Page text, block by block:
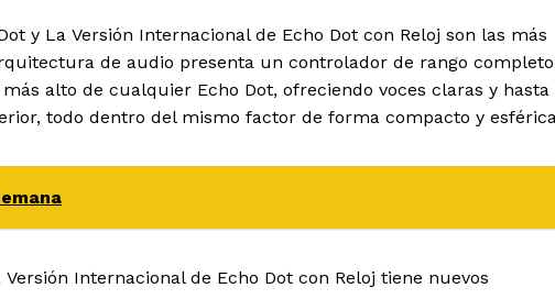
y La Versión Internacional de Echo Dot con Reloj son las más
de audio presenta un controlador de rango completo
alto de cualquier Echo Dot, ofreciendo voces claras y hasta
todo dentro del mismo factor de forma compacto y
Internacional de Echo Dot con Reloj tiene nuevos